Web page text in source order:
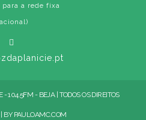
para a rede fixa
104.5FM - BEJA | TODOS OS DIREITOS
| BY PAULOAMC.COM